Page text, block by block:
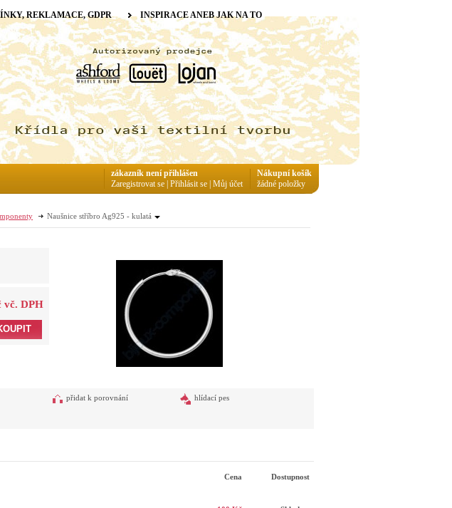
Naušnice stříbro Ag925 - kulatá
vč. DPH
přidat k porovnání hlídací pes
Cena Dostupnost
REKLAMACE, GDPR INSPIRACE ANEB JAK NA TO
Nákupní košík
žádné položky
zákazník není přihlášen
Zaregistrovat se Přihlásit se Můj účet